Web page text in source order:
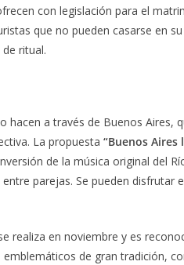
con legislación para el
que no pueden casarse en
ritual.
hacen a través de Buenos Aires,
La propuesta “Buenos Aires
de la música original del
parejas. Se pueden disfrutar
realiza en noviembre y es
de gran tradición,